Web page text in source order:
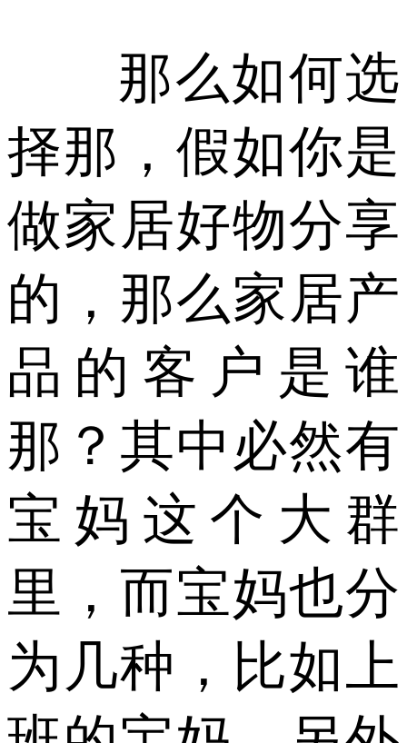
那么如何选
择那，假如你是
做家居好物分享
的，那么家居产
品的客户是谁
那？其中必然有
宝妈这个大群
里，而宝妈也分
为几种，比如上